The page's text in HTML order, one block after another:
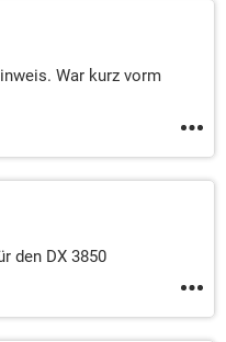
War kurz vorm
den DX 3850